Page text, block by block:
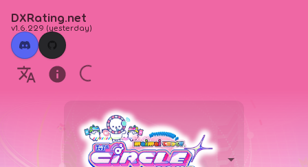
DXRating.net
v1.6.229 (yesterday)